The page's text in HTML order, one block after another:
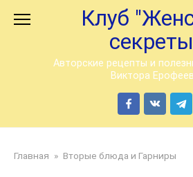
Клуб
Авторские рецепты и
Виктора
Главная » Вторые блюда и Гарниры